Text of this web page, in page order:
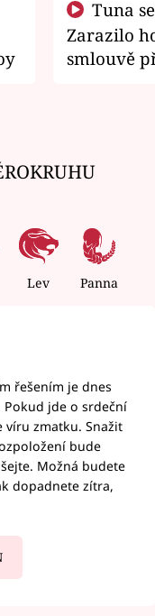
Zarazilo
smlouvě
Lev Panna
řešením je dnes
Pokud jde o srdeční
zmatku. Snažit
bude
Možná budete
dopadnete zítra,